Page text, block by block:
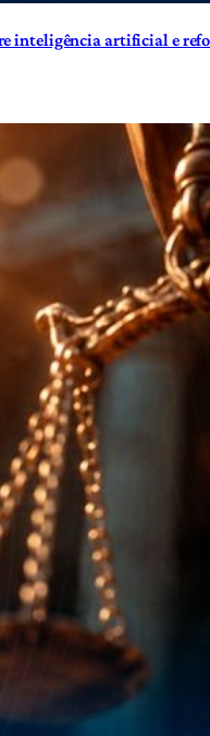
inteligência artificial e